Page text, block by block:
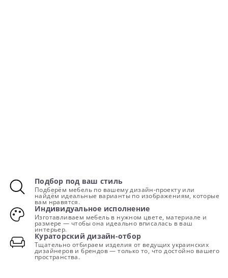
Подбор под ваш стиль
Подберём мебель по вашему дизайн-проекту или
найдём идеальные варианты по изображениям, которые
вам нравятся.
Индивидуальное исполнение
Изготавливаем мебель в нужном цвете, материале и
размере — чтобы она идеально вписалась в ваш
интерьер.
Кураторский дизайн-отбор
Тщательно отбираем изделия от ведущих украинских
дизайнеров и брендов — только то, что достойно вашего
пространства.